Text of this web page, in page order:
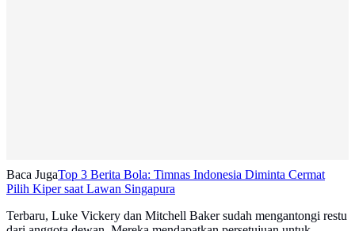
Baca JugaTop 3 Berita Bola: Timnas Indonesia Diminta Cermat
Pilih Kiper saat Lawan Singapura
Terbaru, Luke Vickery dan Mitchell Baker sudah mengantongi restu